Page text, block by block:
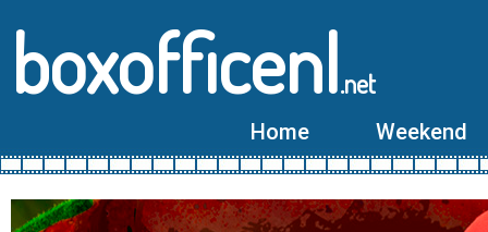
boxofficenl.net
Home Weekend